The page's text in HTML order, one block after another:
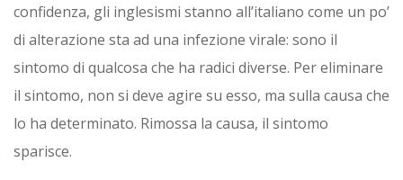
confidenza, gli inglesismi stanno all’italiano come un po’
di alterazione sta ad una infezione virale: sono il
sintomo di qualcosa che ha radici diverse. Per eliminare
il sintomo, non si deve agire su esso, ma sulla causa che
lo ha determinato. Rimossa la causa, il sintomo
sparisce.